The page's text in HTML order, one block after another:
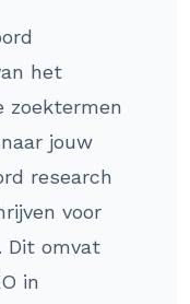
het
zoektermen
jouw
research
voor
Dit omvat
in